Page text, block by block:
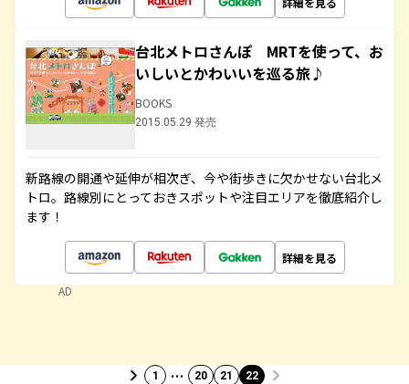
台北メトロさんぽ MRTを使って、お
いしいとかわいいを巡る旅♪
BOOKS
2015.05.29 発売
新路線の開通や延伸が相次ぎ、今や街歩きに欠かせない台北メ
トロ。路線別にとっておきスポットや注目エリアを徹底紹介し
ます！
詳細を見る
AD
1 … 20 21 22